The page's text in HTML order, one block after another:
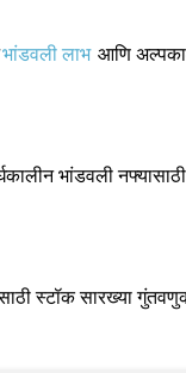
भांडवली लाभ आणि
भांडवली
स्टॉक सारख्या